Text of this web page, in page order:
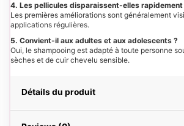
4. Les pellicules disparaissent-elles rapidement
Les premières améliorations sont généralement
applications régulières.
5. Convient-il aux adultes et aux adolescents ?
Oui, le shampooing est adapté à toute personne
sèches et de cuir chevelu sensible.
Détails du produit